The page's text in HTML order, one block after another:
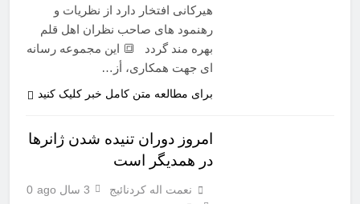
هیرکانی افتخار دارد از نظریات و
رهنمود های صاحب نظران اهل قلم
بهره مند گردد 🔳 این مجموعه رسانه
ای جهت همکاری، أز…
برای مطالعه متن کامل خبر کلیک کنید
امروز دوران تنیده شدن ژانرها
در همدیگر است
نعمت اله کردنائیج 3 سال ago
0